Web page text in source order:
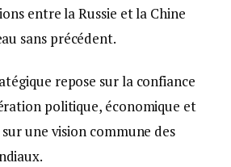
entre la Russie et la Chine
sans précédent.
repose sur la confiance
politique, économique et
une vision commune des